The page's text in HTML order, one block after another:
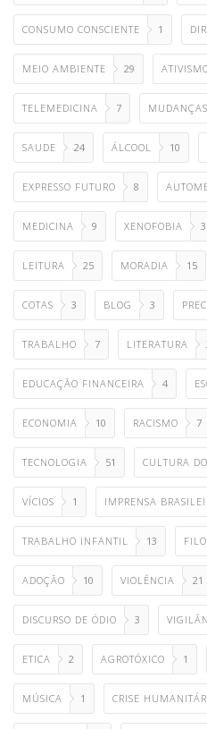
CONSUMO CONSCIENTE 1
MEIO AMBIENTE 29
TELEMEDICINA 7
SAUDE 24 ÁLCOOL 10
EXPRESSO FUTURO 8
MEDICINA 9 XENOFOBIA 3
LEITURA 25 MORADIA 15
COTAS 3 BLOG 3
TRABALHO 7 LITERATURA
EDUCAÇÃO FINANCEIRA 4
ECONOMIA 10 RACISMO 7
TECNOLOGIA 51 CULTURA
VÍCIOS 1 IMPRENSA
TRABALHO INFANTIL 13
ADOÇÃO 10 VIOLÊNCIA 21
DISCURSO DE ÓDIO 3
ETICA 2 AGROTÓXICO 1
MÚSICA 1 CRISE